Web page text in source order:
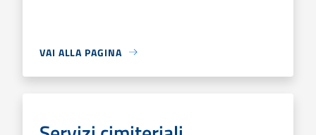
VAI ALLA PAGINA